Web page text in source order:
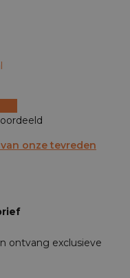
onze tevreden
ontvang exclusieve